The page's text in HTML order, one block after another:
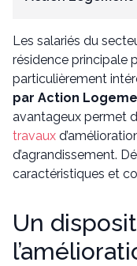
Les salariés du
résidence principale
particulièrement
par Action
avantageux permet
travaux
d’agrandissement.
caractéristiques et
Un